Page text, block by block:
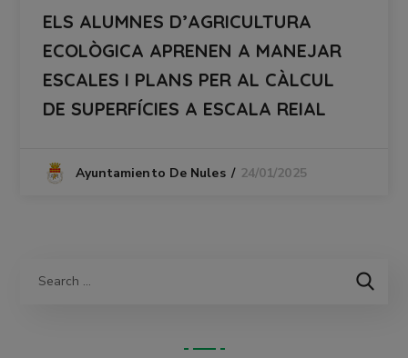
ELS ALUMNES D’AGRICULTURA
ECOLÒGICA APRENEN A MANEJAR
ESCALES I PLANS PER AL CÀLCUL
DE SUPERFÍCIES A ESCALA REIAL
Ayuntamiento De Nules 24/01/2025